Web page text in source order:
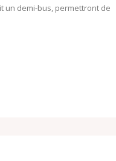
un demi-bus, permettront de